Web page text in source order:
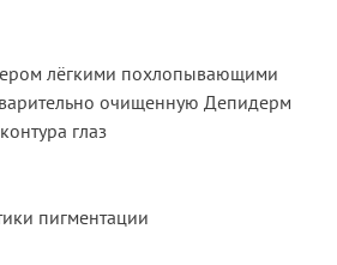
лёгкими похлопывающими
очищенную Депидерм
глаз
пигментации